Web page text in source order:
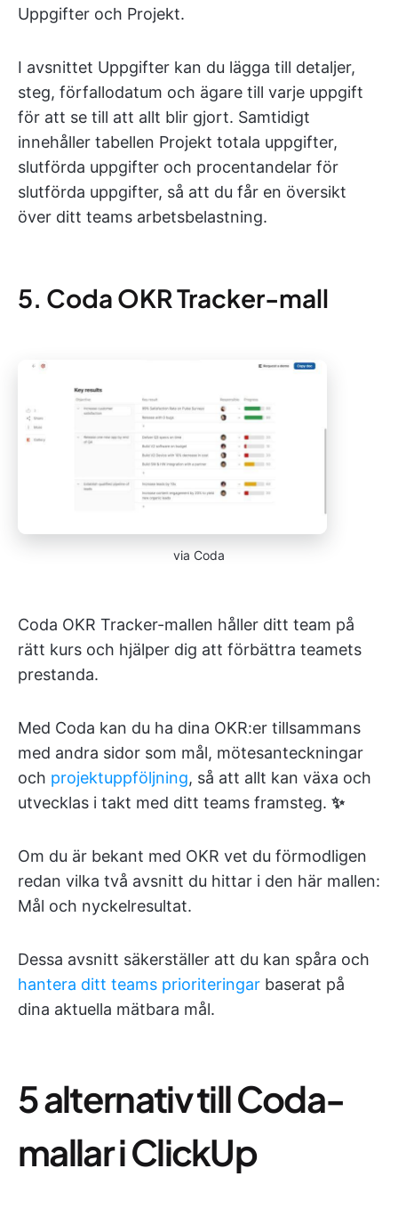
Uppgifter och Projekt.
I avsnittet Uppgifter kan du lägga till detaljer,
steg, förfallodatum och ägare till varje uppgift
för att se till att allt blir gjort. Samtidigt
innehåller tabellen Projekt totala uppgifter,
slutförda uppgifter och procentandelar för
slutförda uppgifter, så att du får en översikt
över ditt teams arbetsbelastning.
5. Coda OKR Tracker-mall
via Coda
Coda OKR Tracker-mallen håller ditt team på
rätt kurs och hjälper dig att förbättra teamets
prestanda.
Med Coda kan du ha dina OKR:er tillsammans
med andra sidor som mål, mötesanteckningar
och projektuppföljning, så att allt kan växa och
utvecklas i takt med ditt teams framsteg. ✨
Om du är bekant med OKR vet du förmodligen
redan vilka två avsnitt du hittar i den här mallen:
Mål och nyckelresultat.
Dessa avsnitt säkerställer att du kan spåra och
hantera ditt teams prioriteringar baserat på
dina aktuella mätbara mål.
5 alternativ till Coda-
mallar i ClickUp